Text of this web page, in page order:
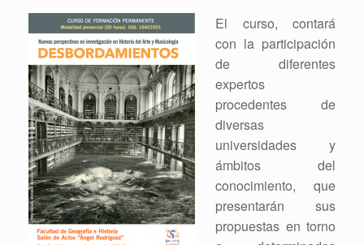
El curso, contará
con la participación
de diferentes
expertos
procedentes de
diversas
universidades y
ámbitos del
conocimiento, que
presentarán sus
propuestas en torno